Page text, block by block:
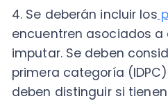
7. Aquellos contribuyentes
certificado N°69,
correspondientes a
sociedades o
artículo 14 de la LIR”
. Se